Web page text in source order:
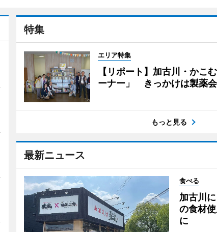
特集
エリア特集
【リポート】加古川・かこ
ーナー」 きっかけは製薬
もっと見る
最新ニュース
食べる
加古川
の食材
に